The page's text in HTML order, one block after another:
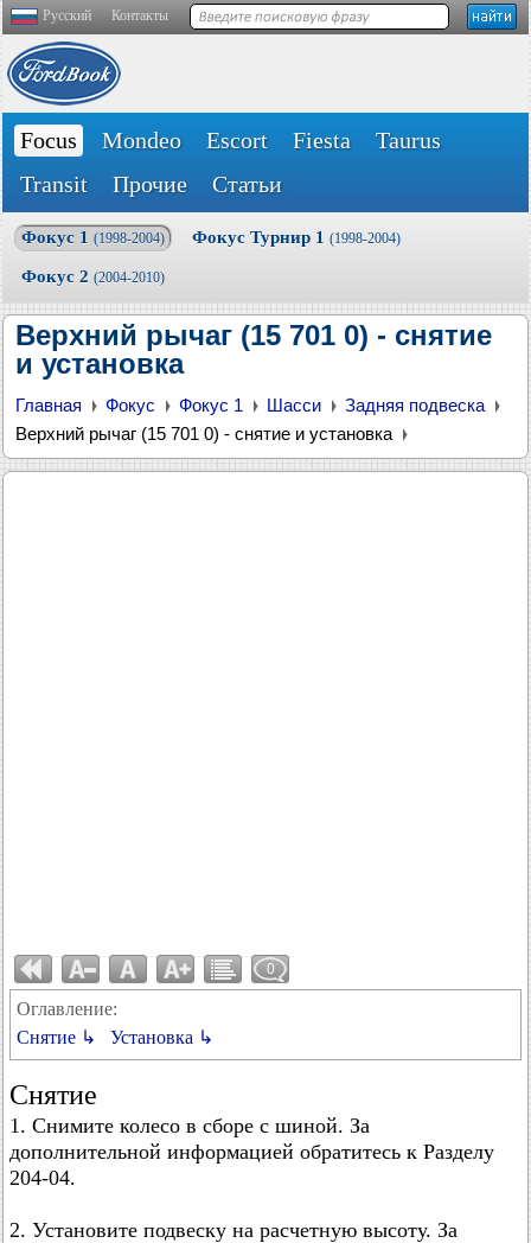
Русский Контакты
Focus Mondeo Escort Fiesta
Taurus
Transit
Прочие Статьи
Фокус 1 (1998-2004) Фокус Турнир 1 (1998-2004)
Фокус 2 (2004-2010)
Верхний рычаг (15 701 0) - снятие
и установка
Главная Фокус Фокус 1 Шасси
Задняя подвеска
Верхний рычаг (15 701 0) - снятие и установка
0
Оглавление:
Снятие ↳
Установка ↳
Снятие
1. Снимите колесо в сборе с шиной. За
дополнительной информацией обратитесь к Разделу
204-04.
2. Установите подвеску на расчетную высоту. За